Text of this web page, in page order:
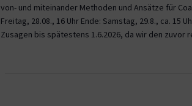
von- und miteinander Methoden und Ansätze für
Freitag, 28.08., 16 Uhr Ende: Samstag, 29.8., ca. 15
Zusagen bis spätestens 1.6.2026, da wir den